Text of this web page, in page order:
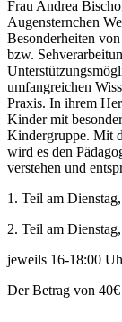
Frau Andrea
Augensternchen
Besonderheiten
bzw.
umfangreichen
Praxis. In ihrem
Kinder mit
Kindergruppe. Mit
wird es den
verstehen und
1. Teil am
2. Teil am
jeweils 16-18:00
Der Betrag von 40€